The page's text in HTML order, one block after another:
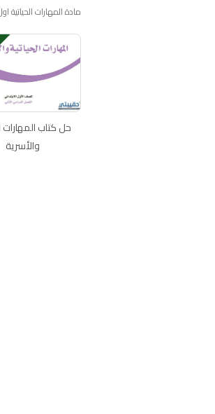
مادة المهارات الحياتية
حل كتاب المهارات
والأسرية